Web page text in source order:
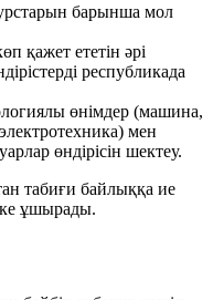
барынша мол
қажет ететін әрі
республикада
өнімдер (машина,
мен
өндірісін шектеу.
табиғи байлыққа ие
ұшырады.